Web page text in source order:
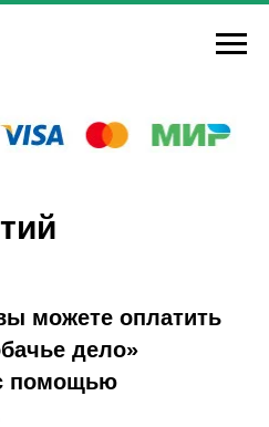
можете оплатить
дело»
помощью